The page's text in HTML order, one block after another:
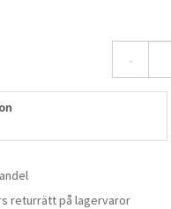
-
returrätt på lagervaror